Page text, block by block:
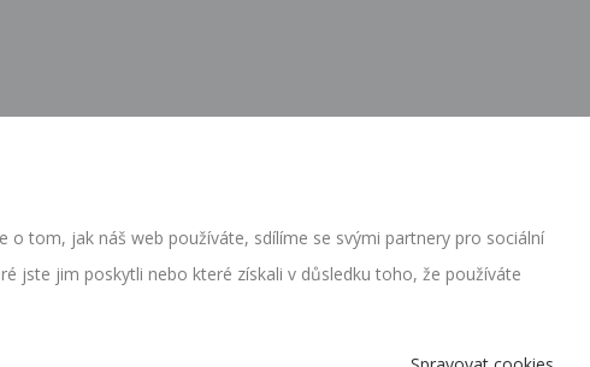
o tom, jak náš web používáte, sdílíme se svými partnery pro sociální
jste jim poskytli nebo které získali v důsledku toho, že používáte